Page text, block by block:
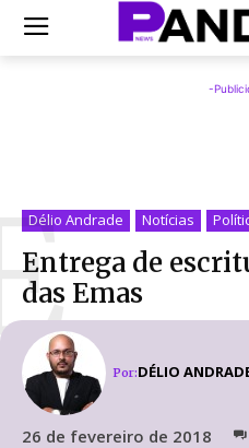
-
Délio Andrade Notícias
Entrega de
das Emas
Por:DÉLIO
26 de fevereiro de 2018